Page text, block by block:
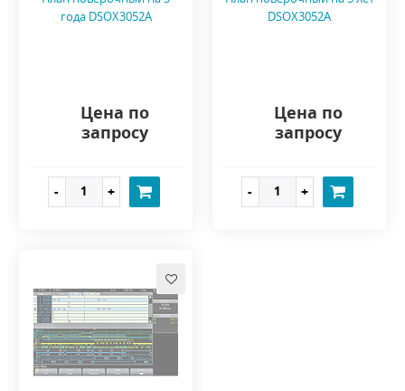
года DSOX3052A
Цена по
запросу
DSOX3052A
Цена по
запросу